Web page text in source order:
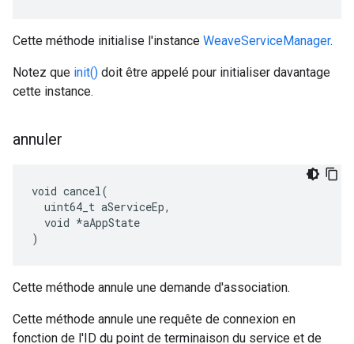
Cette méthode initialise l'instance WeaveServiceManager.
Notez que init() doit être appelé pour initialiser davantage
cette instance.
annuler
void cancel(
  uint64_t aServiceEp,
  void *aAppState
)
Cette méthode annule une demande d'association.
Cette méthode annule une requête de connexion en
fonction de l'ID du point de terminaison du service et de